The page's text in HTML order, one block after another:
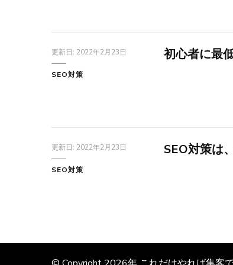
更新日: 2022年2月23日
SEO対策
初心者に最
更新日: 2022年2月23日
SEO対策
SEO対策は